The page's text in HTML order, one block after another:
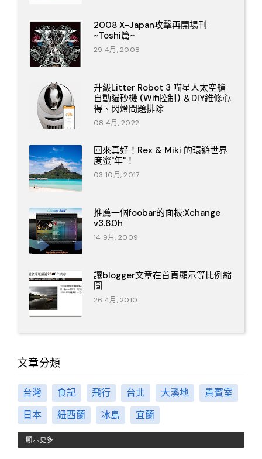
2008 X-Japan攻擊再開場刊
~Toshi篇~
29 4月, 2008
升級Litter Robot 3 喵星人太空艙
自動貓砂機 (Wifi控制) ＆DIY維修心
得、閃燈問題排除
08 4月, 2022
回來真好！Rex & Miki 的環遊世界
度蜜"年"！
03 10月, 2017
推薦一個foobar的面板:Xchange
v3.6.0h
14 9月, 2009
讓blogger文章在首頁顯示等比例縮
圖
26 4月, 2010
文章分類
台灣 食記 飛行 台北 大溪地
貴賓室
日本
紐西蘭 冰島 宜蘭
顯示更多